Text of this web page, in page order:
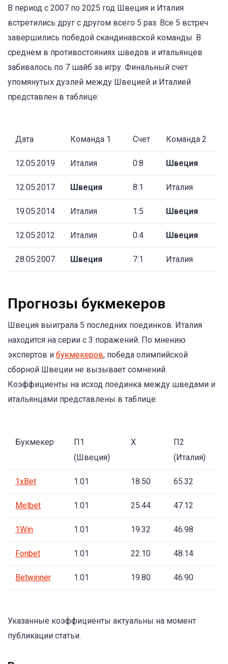
В период с 2007 по 2025 год Швеция и Италия
встретились друг с другом всего 5 раз. Все 5 встреч
завершились победой скандинавской команды. В
среднем в противостояниях шведов и итальянцев
забивалось по 7 шайб за игру. Финальный счет
упомянутых дуэлей между Швецией и Италией
представлен в таблице:
Дата Команда 1 Счет Команда 2
12.05.2019 Италия 0:8 Швеция
12.05.2017 Швеция 8:1 Италия
19.05.2014 Италия 1:5 Швеция
12.05.2012 Италия 0:4 Швеция
28.05.2007 Швеция 7:1 Италия
Прогнозы букмекеров
Швеция выиграла 5 последних поединков. Италия
находится на серии с 3 поражений. По мнению
экспертов и букмекеров, победа олимпийской
сборной Швеции не вызывает сомнений.
Коэффициенты на исход поединка между шведами и
итальянцами представлены в таблице:
Букмекер
П1
(Швеция)
Х
П2
(Италия)
1xBet 1.01 18.50 65.32
Melbet 1.01 25.44 47.12
1Win 1.01 19.32 46.98
Fonbet 1.01 22.10 48.14
Betwinner 1.01 19.80 46.90
Указанные коэффициенты актуальны на момент
публикации статьи.